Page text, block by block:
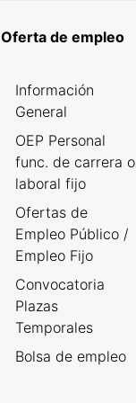
Oferta de empleo
Información
General
OEP Personal
func. de carrera o
laboral fijo
Ofertas de
Empleo Público /
Empleo Fijo
Convocatoria
Plazas
Temporales
Bolsa de empleo